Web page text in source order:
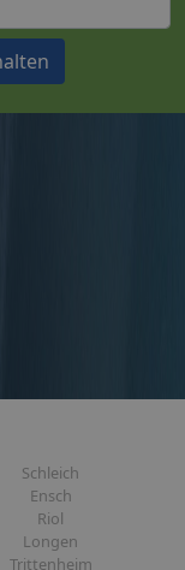
Schleich
Ensch
Riol
Longen
Trittenheim